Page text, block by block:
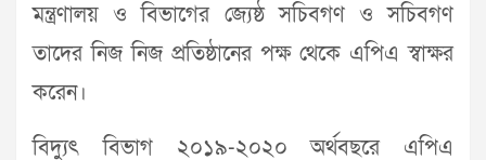
মন্ত্রণালয় ও বিভাগের জ্যেষ্ঠ সচিবগণ ও সচিবগণ
তাদের নিজ নিজ প্রতিষ্ঠানের পক্ষ থেকে এপিএ স্বাক্ষর
করেন।
বিদ্যুৎ বিভাগ ২০১৯-২০২০ অর্থবছরে এপিএ